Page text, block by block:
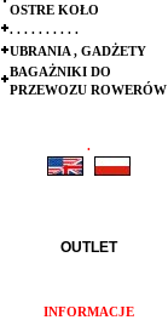
OSTRE KOŁO
. . . . . . . . . .
UBRANIA , GADŻETY
BAGAŻNIKI DO
PRZEWOZU ROWERÓW
.
OUTLET
INFORMACJE